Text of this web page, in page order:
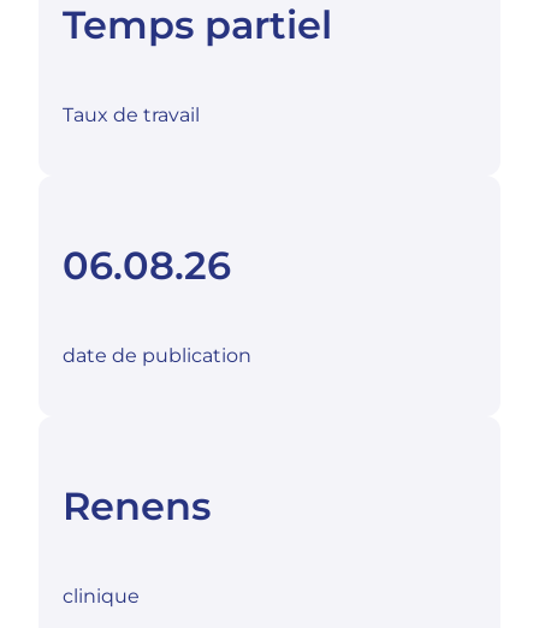
Temps partiel
Taux de travail
06.08.26
date de publication
Renens
clinique